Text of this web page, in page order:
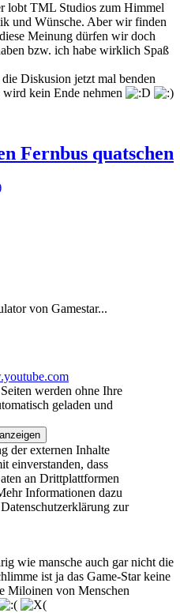
lobt TML Studios zum Himmel
und Wünsche. Aber wir finden
Meinung dürfen wir doch
bzw. ich habe wirklich Spaß
Diskusion jetzt mal benden
kein Ende nehmen
Fernbus quatschen
von Gamestar...
werden ohne Ihre
geladen und
der externen Inhalte
einverstanden, dass
an Drittplattformen
Informationen dazu
zur
wie mansche auch gar nicht die
ist ja das Game-Star keine
Miloinen von Menschen